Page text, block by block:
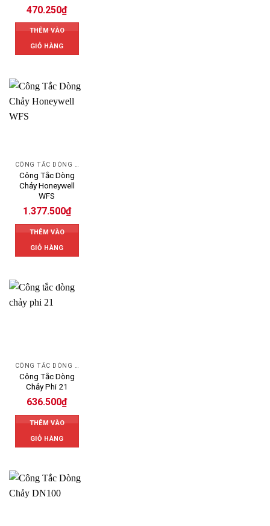
470.250₫
THÊM VÀO
GIỎ HÀNG
Công Tắc Dòng
Chảy Honeywell
WFS
1.377.500₫
THÊM VÀO
GIỎ HÀNG
Công Tắc Dòng
Chảy Phi 21
636.500₫
THÊM VÀO
GIỎ HÀNG